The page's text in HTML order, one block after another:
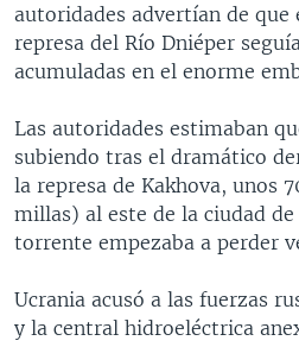
autoridades advertían de que
represa del Río Dniéper
acumuladas en el enorme
Las autoridades estimaban
subiendo tras el dramático
la represa de Kakhova, unos
millas) al este de la ciudad de
torrente empezaba a perder
Ucrania acusó a las fuerzas
y la central hidroeléctrica